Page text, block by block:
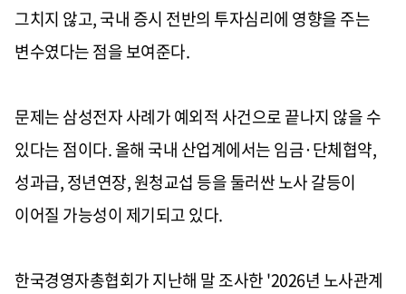
그치지 않고, 국내 증시 전반의 투자심리에 영향을 주는
변수였다는 점을 보여준다.
문제는 삼성전자 사례가 예외적 사건으로 끝나지 않을 수
있다는 점이다. 올해 국내 산업계에서는 임금·단체협약,
성과급, 정년연장, 원청교섭 등을 둘러싼 노사 갈등이
이어질 가능성이 제기되고 있다.
한국경영자총협회가 지난해 말 조사한 '2026년 노사관계